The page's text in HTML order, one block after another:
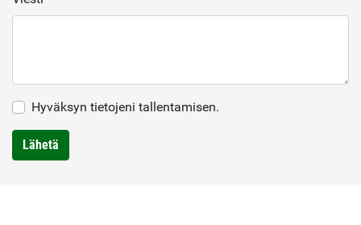
Hyväksyn tietojeni tallentamisen.
Lähetä